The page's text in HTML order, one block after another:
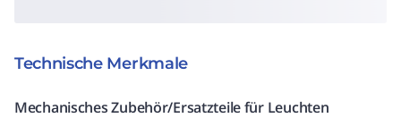
Technische Merkmale
Mechanisches Zubehör/Ersatzteile für Leuchten